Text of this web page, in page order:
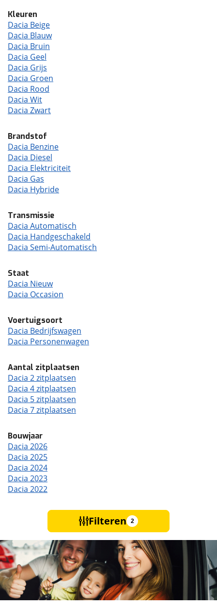
Kleuren
Dacia Beige
Dacia Blauw
Dacia Bruin
Dacia Geel
Dacia Grijs
Dacia Groen
Dacia Rood
Dacia Wit
Dacia Zwart
Brandstof
Dacia Benzine
Dacia Diesel
Dacia Elektriciteit
Dacia Gas
Dacia Hybride
Transmissie
Dacia Automatisch
Dacia Handgeschakeld
Dacia Semi-Automatisch
Staat
Dacia Nieuw
Dacia Occasion
Voertuigsoort
Dacia Bedrijfswagen
Dacia Personenwagen
Aantal zitplaatsen
Dacia 2 zitplaatsen
Dacia 4 zitplaatsen
Dacia 5 zitplaatsen
Dacia 7 zitplaatsen
Bouwjaar
Dacia 2026
Dacia 2025
Dacia 2024
Dacia 2023
Dacia 2022
Filteren 2